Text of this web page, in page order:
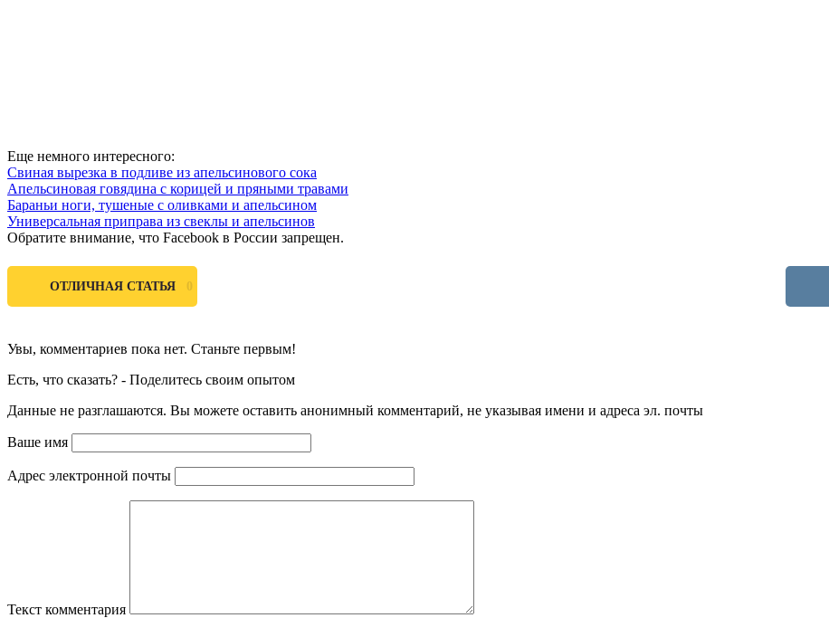
Еще немного интересного:
Свиная вырезка в подливе из апельсинового сока
Апельсиновая говядина с корицей и пряными травами
Бараньи ноги, тушеные с оливками и апельсином
Универсальная приправа из свеклы и апельсинов
Обратите внимание, что Facebook в России запрещен.
ОТЛИЧНАЯ СТАТЬЯ 0
Увы, комментариев пока нет. Станьте первым!
Есть, что сказать? - Поделитесь своим опытом
Данные не разглашаются. Вы можете оставить анонимный комментарий, не указывая имени и адреса эл. почты
Ваше имя
Адрес электронной почты
Текст комментария